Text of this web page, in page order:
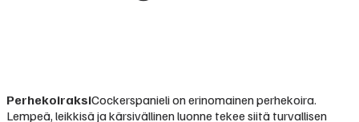
PerhekoiraksiCockerspanieli on erinomainen perhekoira.
Lempeä, leikkisä ja kärsivällinen luonne tekee siitä turvallisen